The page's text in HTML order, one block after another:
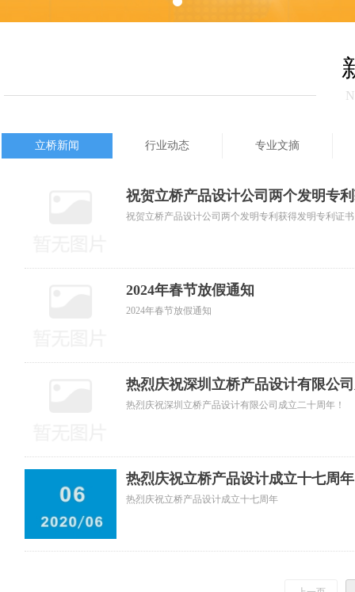
立桥新闻 行业动态 专业文摘
祝贺立桥产品设计公司两个发明专
祝贺立桥产品设计公司两个发明专利获得发明专利证书
2024年春节放假通知
2024年春节放假通知
热烈庆祝深圳立桥产品设计有限公
热烈庆祝深圳立桥产品设计有限公司成立二十周年！
热烈庆祝立桥产品设计成立十七周年
热烈庆祝立桥产品设计成立十七周年